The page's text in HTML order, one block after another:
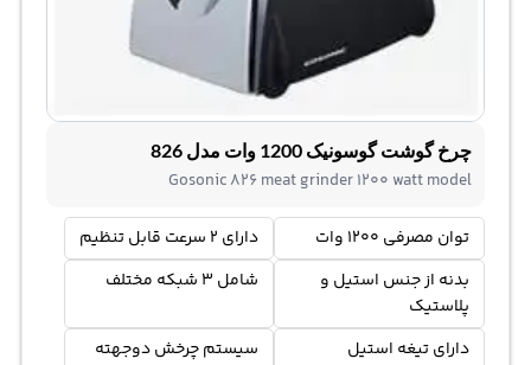
چرخ گوشت گوسونیک 1200 وات مدل 826
Gosonic 826 meat grinder 1200 watt model
توان مصرفی 1200 وات
دارای 2 سرعت قابل تنظیم
بدنه از جنس استیل و
پلاستیک
شامل 3 شبکه مختلف
دارای تیغه استیل سیستم چرخش دوجهته